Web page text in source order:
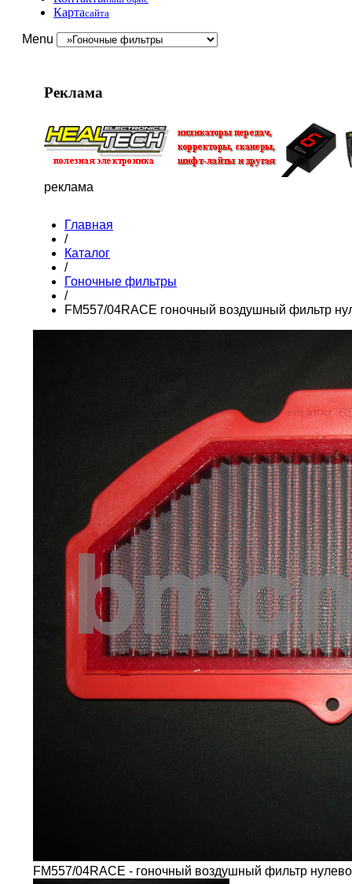
Картасайта
Menu
Реклама
реклама
Главная
/
Каталог
/
Гоночные фильтры
/
FM557/04RACE гоночный воздушный фильтр
FM557/04RACE - гоночный воздушный фильтр